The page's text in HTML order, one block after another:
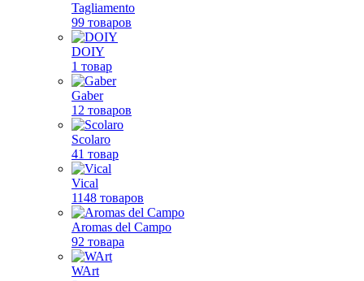
Tagliamento
99 товаров
DOIY
1 товар
Gaber
12 товаров
Scolaro
41 товар
Vical
1148 товаров
Aromas del Campo
92 товара
WArt